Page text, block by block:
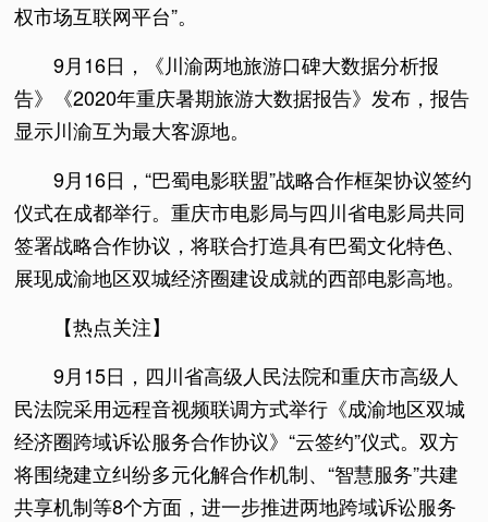
权市场互联网平台”。
9月16日，《川渝两地旅游口碑大数据分析报
告》《2020年重庆暑期旅游大数据报告》发布，报告
显示川渝互为最大客源地。
9月16日，“巴蜀电影联盟”战略合作框架协议签约
仪式在成都举行。重庆市电影局与四川省电影局共同
签署战略合作协议，将联合打造具有巴蜀文化特色、
展现成渝地区双城经济圈建设成就的西部电影高地。
【热点关注】
9月15日，四川省高级人民法院和重庆市高级人
民法院采用远程音视频联调方式举行《成渝地区双城
经济圈跨域诉讼服务合作协议》“云签约”仪式。双方
将围绕建立纠纷多元化解合作机制、“智慧服务”共建
共享机制等8个方面，进一步推进两地跨域诉讼服务